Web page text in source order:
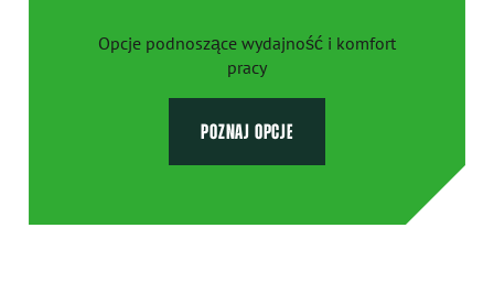
Opcje podnoszące wydajność i komfort
pracy
POZNAJ OPCJE